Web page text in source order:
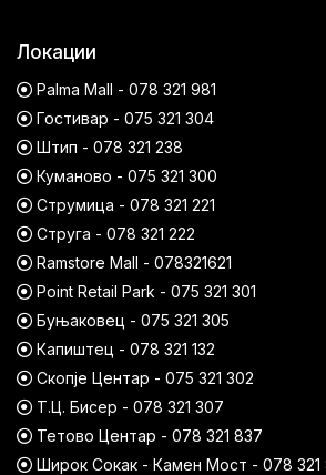
Локации
Palma Mall - 078 321 981
Гостивар - 075 321 304
Штип - 078 321 238
Куманово - 075 321 300
Струмица - 078 321 221
Струга - 078 321 222
Ramstore Mall - 078321621
Point Retail Park - 075 321 301
Буњаковец - 075 321 305
Капиштец - 078 321 132
Скопје Центар - 075 321 302
Т.Ц. Бисер - 078 321 307
Тетово Центар - 078 321 837
Широк Сокак - Камен Мост - 078 321